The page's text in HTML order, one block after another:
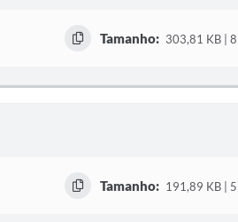
Tamanho: 303,81 KB | 8
Tamanho: 191,89 KB | 5